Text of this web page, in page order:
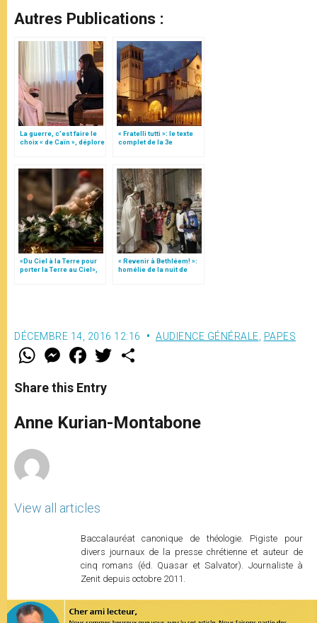
Autres Publications :
La guerre, c’est faire le
choix « de Caïn », déplore
« Fratelli tutti »: le texte
complet de la 3e
«Du Ciel à la Terre pour
porter la Terre au Ciel»,
« Revenir à Bethléem! »:
homélie de la nuit de
Noël (texte complet)
DÉCEMBRE 14, 2016 12:16 AUDIENCE GÉNÉRALE PAPES
W
t
s
p
p
M
e
s
e
g
e
F
a
e
b
o
k
w
r
Share this Entry
Anne Kurian-Montabone
View all articles
Baccalauréat canonique de théologie. Pigiste pour
divers journaux de la presse chrétienne et auteur de
cinq romans (éd. Quasar et Salvator). Journaliste à
Zenit depuis octobre 2011.